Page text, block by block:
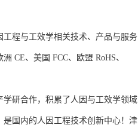
程与工效学相关技术、产品与服务
CE、美国 FCC、欧盟 RoHS、
研合作，积累了人因与工效学领域
国内的人因工程技术创新中心！津